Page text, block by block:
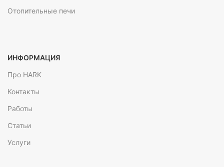
Отопительные печи
ИНФОРМАЦИЯ
Про HARK
Контакты
Работы
Статьи
Услуги